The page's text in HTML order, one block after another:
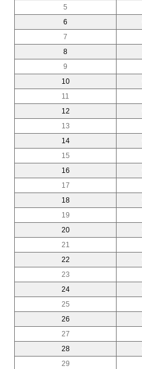
5
6
7
8
9
10
11
12
13
14
15
16
17
18
19
20
21
22
23
24
25
26
27
28
29